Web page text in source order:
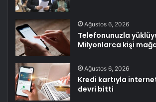
Ağustos 6, 2026
Telefonunuzla
Milyonlarca kişi
Ağustos 6, 2026
Kredi kartıyla
devri bitti